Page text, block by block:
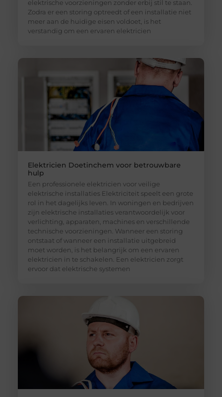
elektrische voorzieningen zonder erbij stil te staan.
Zodra er een storing optreedt of een installatie niet
meer aan de huidige eisen voldoet, is het
verstandig om een ervaren elektricien
Elektricien Doetinchem voor betrouwbare
hulp
Een professionele elektricien voor veilige
elektrische installaties Elektriciteit speelt een grote
rol in het dagelijks leven. In woningen en bedrijven
zijn elektrische installaties verantwoordelijk voor
verlichting, apparaten, machines en verschillende
technische voorzieningen. Wanneer een storing
ontstaat of wanneer een installatie uitgebreid
moet worden, is het belangrijk om een ervaren
elektricien in te schakelen. Een elektricien zorgt
ervoor dat elektrische systemen